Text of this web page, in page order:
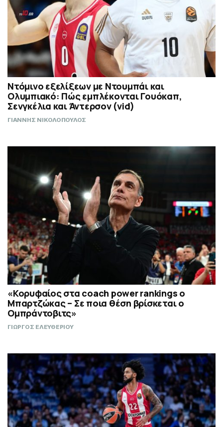
Ντόμινο εξελίξεων με Ντουμπάι και
Ολυμπιακό: Πώς εμπλέκονται Γουόκαπ,
Σενγκέλια και Άντερσον (vid)
ΓΙΑΝΝΗΣ ΝΙΚΟΛΟΠΟΥΛΟΣ
«Κορυφαίος στα coach power rankings ο
Μπαρτζώκας – Σε ποια θέση βρίσκεται ο
Ομπράντοβιτς»
ΓΙΩΡΓΟΣ ΕΛΕΥΘΕΡΙΟΥ